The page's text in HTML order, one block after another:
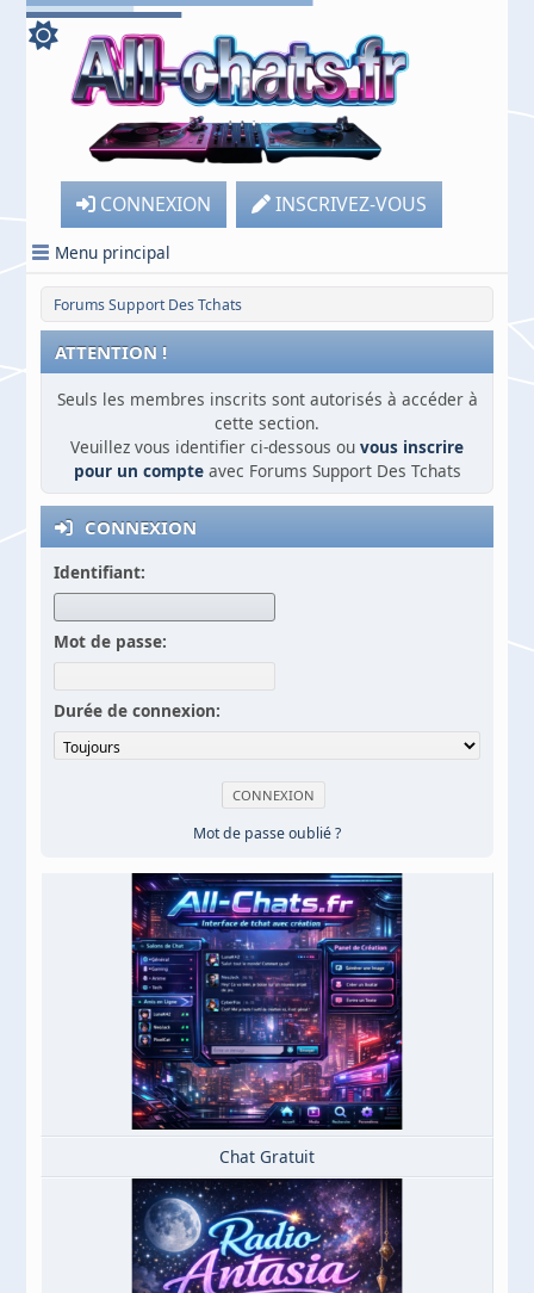
CONNEXION INSCRIVEZ-VOUS
Menu principal
Forums Support Des Tchats
ATTENTION !
Seuls les membres inscrits sont autorisés à accéder à
cette section.
Veuillez vous identifier ci-dessous ou vous inscrire
pour un compteavec Forums Support Des Tchats
CONNEXION
Identifiant:
Mot de passe:
Durée de connexion:
Mot de passe oublié ?
Chat Gratuit